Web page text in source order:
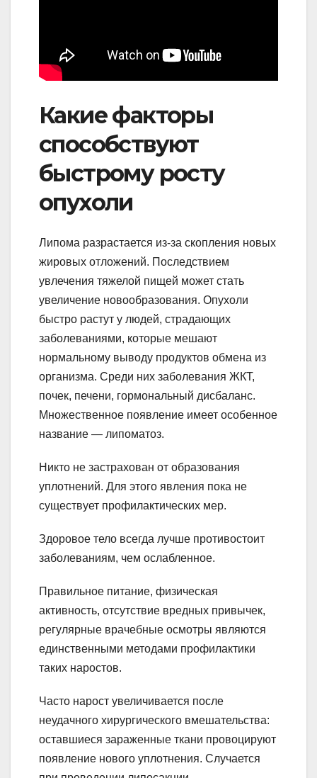
Какие факторы
способствуют
быстрому росту
опухоли
Липома разрастается из-за скопления новых
жировых отложений. Последствием
увлечения тяжелой пищей может стать
увеличение новообразования. Опухоли
быстро растут у людей, страдающих
заболеваниями, которые мешают
нормальному выводу продуктов обмена из
организма. Среди них заболевания ЖКТ,
почек, печени, гормональный дисбаланс.
Множественное появление имеет особенное
название — липоматоз.
Никто не застрахован от образования
уплотнений. Для этого явления пока не
существует профилактических мер.
Здоровое тело всегда лучше противостоит
заболеваниям, чем ослабленное.
Правильное питание, физическая
активность, отсутствие вредных привычек,
регулярные врачебные осмотры являются
единственными методами профилактики
таких наростов.
Часто нарост увеличивается после
неудачного хирургического вмешательства:
оставшиеся зараженные ткани провоцируют
появление нового уплотнения. Случается